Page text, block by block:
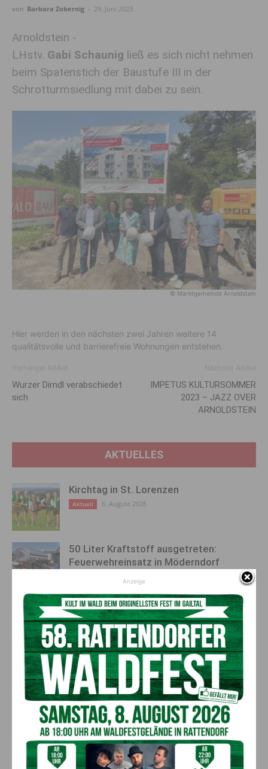
von Barbara Zobernig - 29. Juni 2023
Arnoldstein -
LHstv. Gabi Schaunig ließ es sich nicht nehmen
beim Spatenstich der Baustufe III in der
Schrotturmsiedlung mit dabei zu sein.
© Marktgemeinde Arnoldstein
Hier werden in den nächsten zwei Jahren weitere 14
qualitätsvolle und barrierefreie Wohnungen entstehen.
Wurzer Dirndl verabschiedet
sich
IMPETUS KULTURSOMMER
2023 – JAZZ OVER
ARNOLDSTEIN
AKTUELLES
Kirchtag in St. Lorenzen
Aktuell 6. August 2026
50 Liter Kraftstoff ausgetreten:
Feuerwehreinsatz in Möderndorf
Großeinsatz in Arnoldstein:
Grenzüberschreitende Suchaktion nach
Schweizer (67)
Aktuell 5. August 2026
Anzeige
Anzeige